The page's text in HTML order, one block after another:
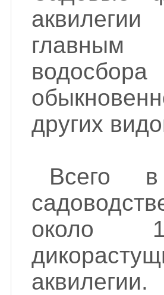
других
Всего в
аквилегии.